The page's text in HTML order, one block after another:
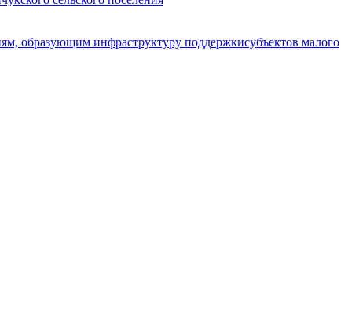
образующим инфраструктуру поддержкисубъектов малого